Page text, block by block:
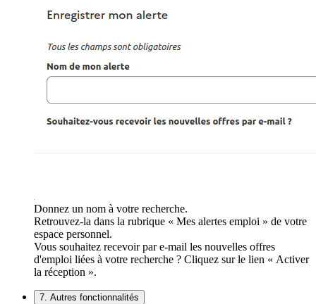
Donnez un nom à votre recherche.
Retrouvez-la dans la rubrique « Mes alertes emploi » de votre
espace personnel.
Vous souhaitez recevoir par e-mail les nouvelles offres
d'emploi liées à votre recherche ? Cliquez sur le lien « Activer
la réception ».
7. Autres fonctionnalités